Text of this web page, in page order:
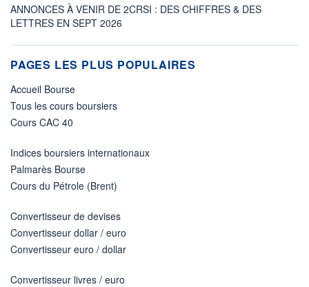
ANNONCES À VENIR DE 2CRSI : DES CHIFFRES & DES
LETTRES EN SEPT 2026
PAGES LES PLUS POPULAIRES
Accueil Bourse
Tous les cours boursiers
Cours CAC 40
Indices boursiers internationaux
Palmarès Bourse
Cours du Pétrole (Brent)
Convertisseur de devises
Convertisseur dollar / euro
Convertisseur euro / dollar
Convertisseur livres / euro